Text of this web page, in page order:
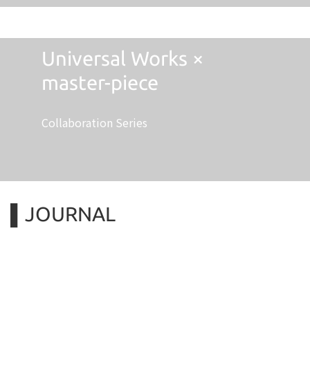
Universal Works ×
master-piece
Collaboration Series
▌JOURNAL